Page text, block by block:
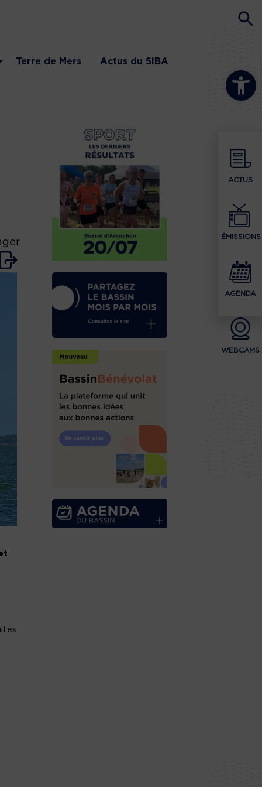
Ouvrir la
ACTUS
ÉMISSIONS
AGENDA
WEBCAMS
Terre de Mers Actus du SIBA